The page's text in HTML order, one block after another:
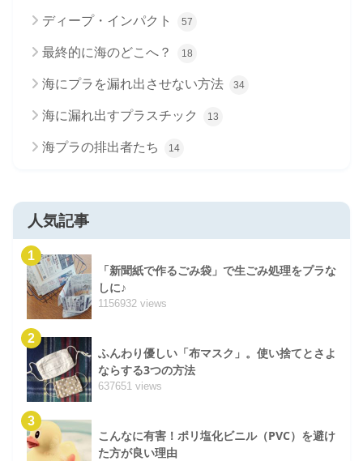
ディープ・インパクト 57
最終的に海のどこへ？ 18
海にプラを漏れ出させない方法 34
海に漏れ出すプラスチック 13
海プラの排出者たち 14
人気記事
1
「新聞紙で作るごみ袋」で生ごみ処理をプラな
しに♪
1156932 views
2
ふんわり優しい「布マスク」。使い捨てとさよ
ならする3つの方法
637651 views
3
こんなに有害！ポリ塩化ビニル（PVC）を避け
た方が良い理由